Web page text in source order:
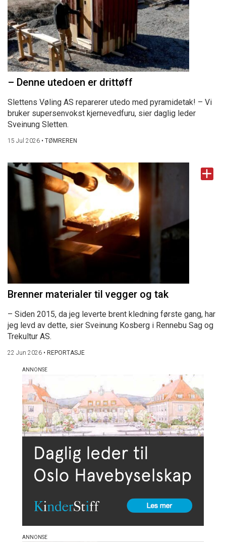
– Denne utedoen er drittøff
Slettens Vøling AS reparerer utedo med pyramidetak! – Vi
bruker supersenvokst kjernevedfuru, sier daglig leder
Sveinung Sletten.
15 Jul 2026 • TØMREREN
Brenner materialer til vegger og tak
– Siden 2015, da jeg leverte brent kledning første gang, har
jeg levd av dette, sier Sveinung Kosberg i Rennebu Sag og
Trekultur AS.
22 Jun 2026 • REPORTASJE